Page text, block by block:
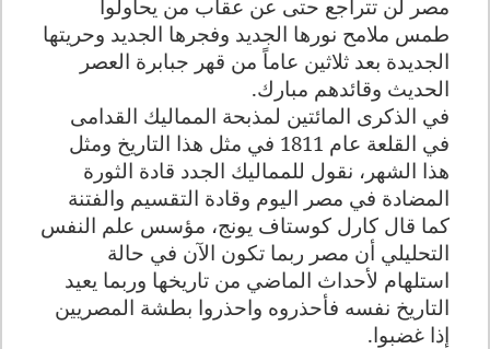
مصر لن تتراجع حتى عن عقاب من يحاولوا
طمس ملامح نورها الجديد وفجرها الجديد وحريتها
الجديدة بعد ثلاثين عاماً من قهر جبابرة العصر
الحديث وقائدهم مبارك.
في الذكرى المائتين لمذبحة المماليك القدامى
في القلعة عام 1811 في مثل هذا التاريخ ومثل
هذا الشهر، نقول للمماليك الجدد قادة الثورة
المضادة في مصر اليوم وقادة التقسيم والفتنة
كما قال كارل كوستاف يونج، مؤسس علم النفس
التحليلي أن مصر ربما تكون الآن في حالة
استلهام لأحداث الماضي من تاريخها وربما يعيد
التاريخ نفسه فأحذروه واحذروا بطشة المصريين
إذا غضبوا.